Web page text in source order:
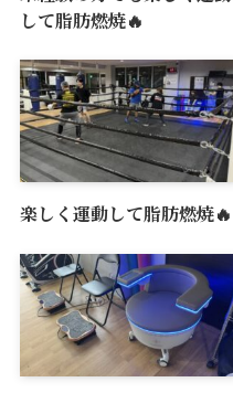
して脂肪燃焼🔥
楽しく運動して脂肪燃焼🔥